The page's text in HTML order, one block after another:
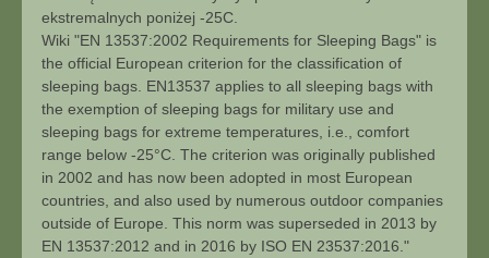
ekstremalnych poniżej -25C.
Wiki "EN 13537:2002 Requirements for Sleeping Bags" is
the official European criterion for the classification of
sleeping bags. EN13537 applies to all sleeping bags with
the exemption of sleeping bags for military use and
sleeping bags for extreme temperatures, i.e., comfort
range below -25°C. The criterion was originally published
in 2002 and has now been adopted in most European
countries, and also used by numerous outdoor companies
outside of Europe. This norm was superseded in 2013 by
EN 13537:2012 and in 2016 by ISO EN 23537:2016."